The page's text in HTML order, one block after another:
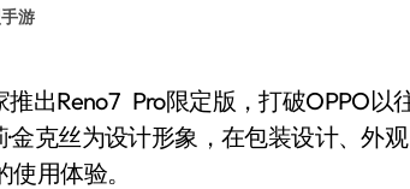
游
克丝为设计形象，在包装设计、外观
使用体验。